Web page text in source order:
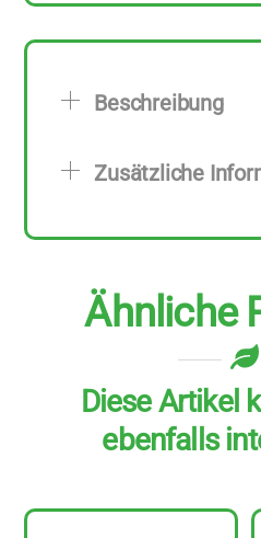
Beschreibung
Zusätzliche
Ähnliche
Diese Artikel
ebenfalls